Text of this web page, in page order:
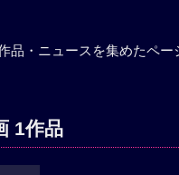
品・ニュースを集めたペ
1作品